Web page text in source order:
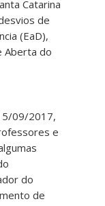
Catarina
de
(EaD),
Aberta do
09/2017,
e
do
de